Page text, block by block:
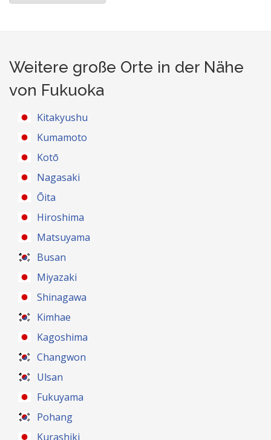
Weitere große Orte in der Nähe
von Fukuoka
Kitakyushu
Kumamoto
Kotō
Nagasaki
Ōita
Hiroshima
Matsuyama
Busan
Miyazaki
Shinagawa
Kimhae
Kagoshima
Changwon
Ulsan
Fukuyama
Pohang
Kurashiki